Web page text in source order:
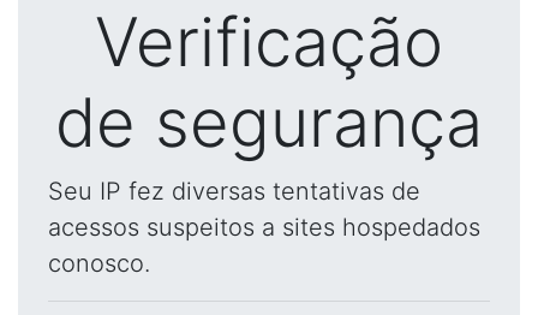
Verificação
de segurança
Seu IP fez diversas tentativas de
acessos suspeitos a sites hospedados
conosco.